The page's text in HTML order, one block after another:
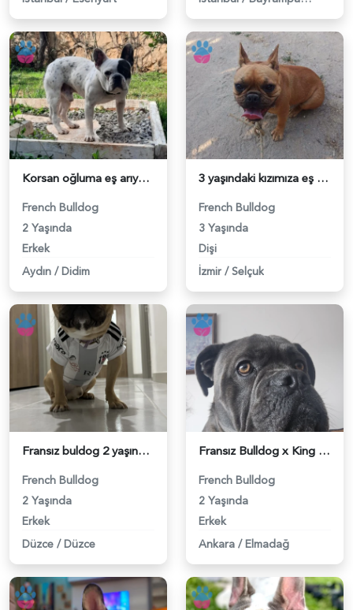
Korsan oğluma eş arıyorum DIŞI - 118982160
French Bulldog
2 Yaşında
Erkek
Aydın / Didim
3 yaşındaki kızımıza eş arıyorum acil - 118981959
French Bulldog
3 Yaşında
Dişi
İzmir / Selçuk
Fransız buldog 2 yaşında dişi arıyorum - 118981925
French Bulldog
2 Yaşında
Erkek
Düzce / Düzce
Fransız Bulldog x King Cane Corso mix ingiltere doğumlu oğlumuza eṣ Ariyoruz - 118981920
French Bulldog
2 Yaşında
Erkek
Ankara / Elmadağ